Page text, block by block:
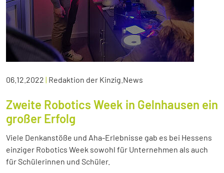
06.12.2022 | Redaktion der Kinzig.News
Zweite Robotics Week in Gelnhausen ein
großer Erfolg
Viele Denkanstöße und Aha-Erlebnisse gab es bei Hessens
einziger Robotics Week sowohl für Unternehmen als auch
für Schülerinnen und Schüler.